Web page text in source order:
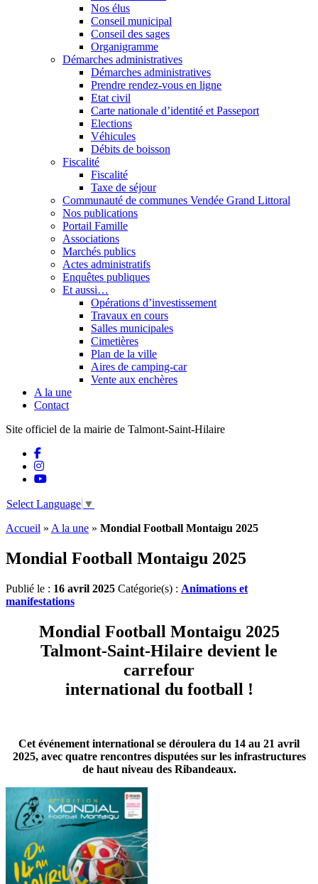
Nos élus
Conseil municipal
Conseil des sages
Organigramme
Démarches administratives
Démarches administratives
Prendre rendez-vous en ligne
Etat civil
Carte nationale d’identité et Passeport
Elections
Véhicules
Débits de boisson
Fiscalité
Fiscalité
Taxe de séjour
Communauté de communes Vendée Grand Littoral
Nos publications
Portail Famille
Associations
Marchés publics
Actes administratifs
Enquêtes publiques
Et aussi…
Opérations d’investissement
Travaux en cours
Salles municipales
Cimetières
Plan de la ville
Aires de camping-car
Vente aux enchères
A la une
Contact
Site officiel de la mairie de Talmont-Saint-Hilaire
Select Language ▼
Accueil » A la une » Mondial Football Montaigu 2025
Mondial Football Montaigu 2025
Publié le : 16 avril 2025 Catégorie(s) : Animations et
manifestations
Mondial Football Montaigu 2025
Talmont-Saint-Hilaire devient le
carrefour
international du football !
Cet événement international se déroulera du 14 au 21 avril
2025, avec quatre rencontres disputées sur les infrastructures
de haut niveau des Ribandeaux.